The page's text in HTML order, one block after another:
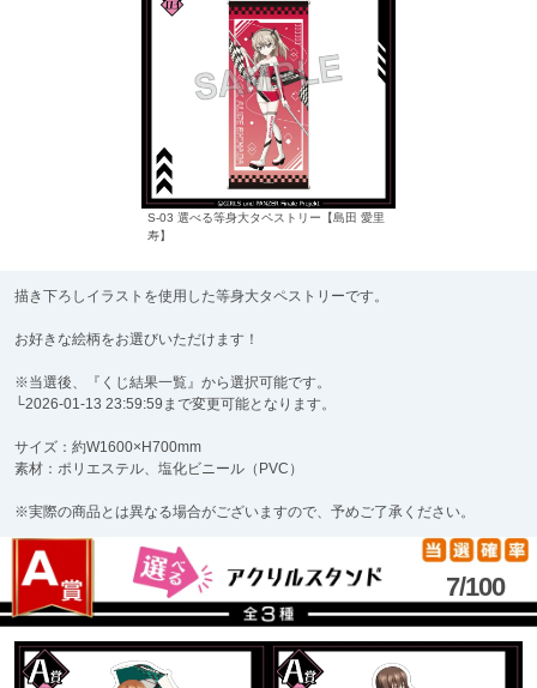
S-03 選べる等身大タペストリー【島田 愛里
寿】
描き下ろしイラストを使用した等身大タペストリーです。
お好きな絵柄をお選びいただけます！
※当選後、『くじ結果一覧』から選択可能です。
└2026-01-13 23:59:59まで変更可能となります。
サイズ：約W1600×H700mm
素材：ポリエステル、塩化ビニール（PVC）
※実際の商品とは異なる場合がございますので、予めご了承ください。
7/100